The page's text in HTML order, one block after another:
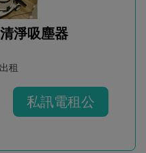
淨吸塵器
租
私訊電租公